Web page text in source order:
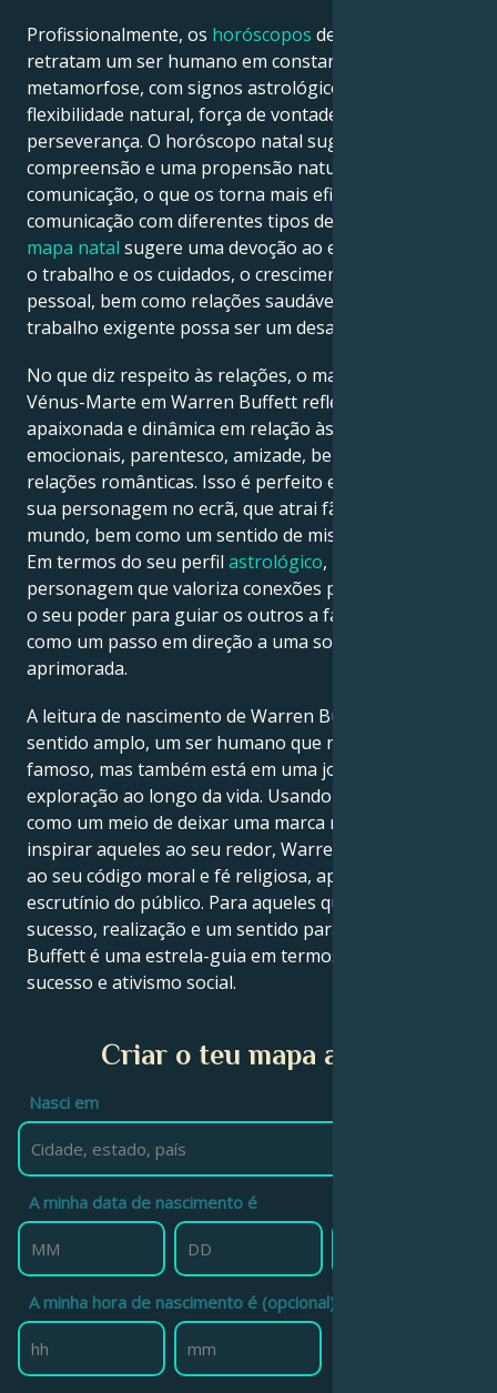
Profissionalmente, os horóscopos de Warren Buffett
retratam um ser humano em constante
metamorfose, com signos astrológicos que refletem
flexibilidade natural, força de vontade, criatividade e
perseverança. O horóscopo natal sugere abertura,
compreensão e uma propensão natural para a
comunicação, o que os torna mais eficazes na
comunicação com diferentes tipos de pessoas. O
mapa natal sugere uma devoção ao equilíbrio entre
o trabalho e os cuidados, o crescimento a nível
pessoal, bem como relações saudáveis, embora um
trabalho exigente possa ser um desafio.
No que diz respeito às relações, o mapa natal de
Vénus-Marte em Warren Buffett reflete uma atitude
apaixonada e dinâmica em relação às relações
emocionais, parentesco, amizade, bem como
relações românticas. Isso é perfeito em termos da
sua personagem no ecrã, que atrai fãs de todo o
mundo, bem como um sentido de mistério e atração.
Em termos do seu perfil astrológico, uma
personagem que valoriza conexões profundas utiliza
o seu poder para guiar os outros a fazer o mesmo,
como um passo em direção a uma sociedade mais
aprimorada.
A leitura de nascimento de Warren Buffett é, em um
sentido amplo, um ser humano que não é apenas
famoso, mas também está em uma jornada de
exploração ao longo da vida. Usando cada situação
como um meio de deixar uma marca no mundo e
inspirar aqueles ao seu redor, Warren Buffett é fiel
ao seu código moral e fé religiosa, apesar do
escrutínio do público. Para aqueles que buscam
sucesso, realização e um sentido para a vida, Warren
Buffett é uma estrela-guia em termos de trabalho,
sucesso e ativismo social.
Criar o teu mapa astral
Nasci em
A minha data de nascimento é
A minha hora de nascimento é (opcional)